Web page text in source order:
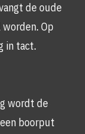
de oude
Op
in tact.
wordt de
boorput